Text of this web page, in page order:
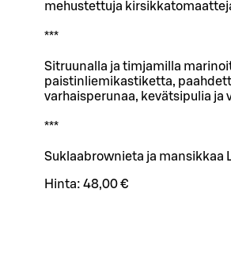
mehustettuja
***
Sitruunalla ja timjamilla
paistinliemikastiketta,
varhaisperunaa, kevätsipulia ja
***
Suklaabrownieta ja mansikkaa
Hinta: 48,00 €